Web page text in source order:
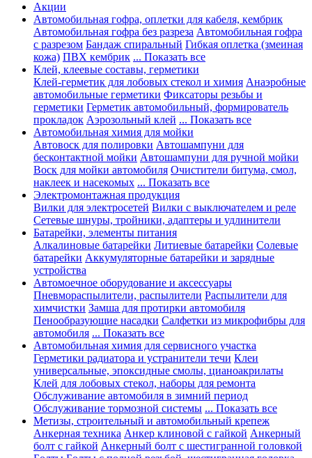
Акции
Автомобильная гофра, оплетки для кабеля, кембрик
Автомобильная гофра без разреза Автомобильная гофра
с разрезом Бандаж спиральный Гибкая оплетка (змеиная
кожа) ПВХ кембрик ... Показать все
Клей, клеевые составы, герметики
Клей-герметик для лобовых стекол и химия Анаэробные
автомобильные герметики Фиксаторы резьбы и
герметики Герметик автомобильный, формирователь
прокладок Аэрозольный клей ... Показать все
Автомобильная химия для мойки
Автовоск для полировки Автошампуни для
бесконтактной мойки Автошампуни для ручной мойки
Воск для мойки автомобиля Очистители битума, смол,
наклеек и насекомых ... Показать все
Электромонтажная продукция
Вилки для электросетей Вилки с выключателем и реле
Сетевые шнуры, тройники, адаптеры и удлинители
Батарейки, элементы питания
Алкалиновые батарейки Литиевые батарейки Солевые
батарейки Аккумуляторные батарейки и зарядные
устройства
Автомоечное оборудование и аксессуары
Пневмораспылители, распылители Распылители для
химчистки Замша для протирки автомобиля
Пенообразующие насадки Салфетки из микрофибры для
автомобиля ... Показать все
Автомобильная химия для сервисного участка
Герметики радиатора и устранители течи Клеи
универсальные, эпоксидные смолы, цианоакрилаты
Клей для лобовых стекол, наборы для ремонта
Обслуживание автомобиля в зимний период
Обслуживание тормозной системы ... Показать все
Метизы, строительный и автомобильный крепеж
Анкерная техника Анкер клиновой с гайкой Анкерный
болт с гайкой Анкерный болт с шестигранной головкой